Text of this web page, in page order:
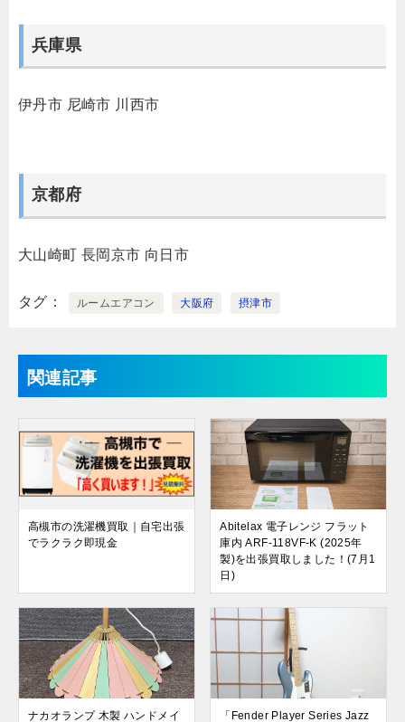
兵庫県
伊丹市 尼崎市 川西市
京都府
大山崎町 長岡京市 向日市
タグ ルームエアコン 大阪府 摂津市
関連記事
高槻市の洗濯機買取｜自宅出張
でラクラク即現金
Abitelax 電子レンジ フラット
庫内 ARF-118VF-K (2025年
製)を出張買取しました！(7月1
日)
ナカオランプ 木製 ハンドメイ 「Fender Player Series Jazz